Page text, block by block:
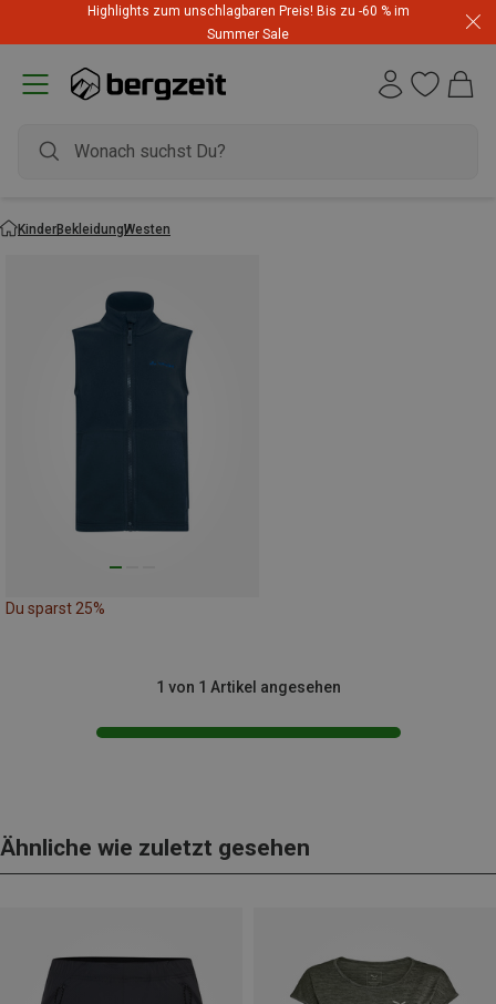
Highlights zum unschlagbaren Preis! Bis zu -60 % im
Summer Sale
KinderBekleidungWesten
Du sparst 25%
1 von 1 Artikel angesehen
Ähnliche wie zuletzt gesehen